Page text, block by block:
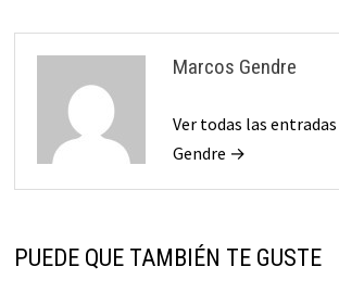
Marcos Gendre
Ver todas las entradas
Gendre →
PUEDE QUE TAMBIÉN TE GUSTE